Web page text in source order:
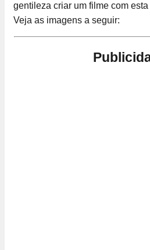
gentileza criar um filme com
Veja as imagens a seguir: